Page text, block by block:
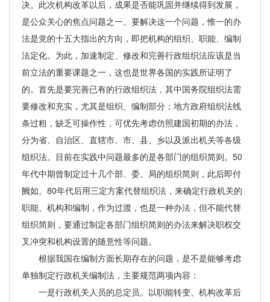
决。此次机构改革以后，成果是否能巩固并继续得到发展，
是公众关心的焦点问题之一。要解决这一个问题，惟一的办
法是党的十五大指出的方向，即把机构的组织、职能、编制
法定化。为此，加速制定、修改和完善行政组织法应该是当
前立法的重要课题之一，这也是世界各国的实践所证明了
的。首先是要完善已有的行政组织法，其中国务院组织法需
要修改和充实，尤其是组织、编制部分；地方政府组织法线
条过粗，缺乏可操作性，可优先考虑仿照建国初期的办法，
分为省、自治区、直辖市、市、县、乡以及派出机关等各级
组织法。目前在实践中问题最多的是各部门的组织简则。50
年代中期曾制定过十几个部、委、局的组织简则，此后即付
阙如。80年代后用三定方案代替组织法，来确定行政机关的
职能、机构和编制，作为过渡，也是一种办法，但不能代替
组织简则，要通过制定各部门组织简则的办法来解决职权交
叉冲突和机构设置的随意性等问题。
根据我国在编制方面长期存在的问题，是不是能够考虑
单独制定行政机关编制法，主要规范两项内容：
一是行政机关人员的总定员。以职能转变、机构改革后